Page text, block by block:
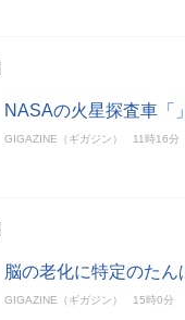
NASAの火星探査車「
GIGAZINE（ギガジン） 11時16分
脳の老化に特定のた
GIGAZINE（ギガジン） 15時0分